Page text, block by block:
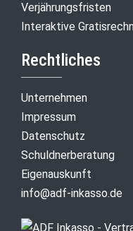
Verjährungsfristen
Interaktive
Rechtliches
Unternehmen
Impressum
Datenschutz
Schuldnerberatung
Eigenauskunft
info@adf-inkasso.de